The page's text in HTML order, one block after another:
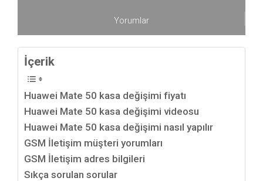
Yorumlar
İçerik
Huawei Mate 50 kasa değişimi fiyatı
Huawei Mate 50 kasa değişimi videosu
Huawei Mate 50 kasa değişimi nasıl yapılır
GSM İletişim müşteri yorumları
GSM İletişim adres bilgileri
Sıkça sorulan sorular